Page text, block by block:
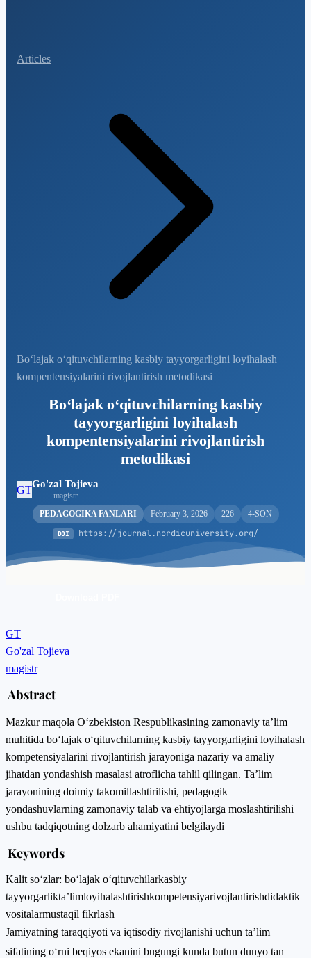
Articles
Bo‘lajak o‘qituvchilarning kasbiy tayyorgarligini loyihalash
kompentensiyalarini rivojlantirish metodikasi
Bo‘lajak o‘qituvchilarning kasbiy
tayyorgarligini loyihalash
kompentensiyalarini rivojlantirish
metodikasi
GTGo'zal Tojieva
magistr
PEDAGOGIKA FANLARI
February 3, 2026 226 4-SON
DOI https://journal.nordicuniversity.org/
GT
Go'zal Tojieva
magistr
Abstract
Mazkur maqola O‘zbekiston Respublikasining zamonaviy ta’lim
muhitida bo‘lajak o‘qituvchilarning kasbiy tayyorgarligini loyihalash
kompetensiyalarini rivojlantirish jarayoniga nazariy va amaliy
jihatdan yondashish masalasi atroflicha tahlil qilingan. Ta’lim
jarayonining doimiy takomillashtirilishi, pedagogik
yondashuvlarning zamonaviy talab va ehtiyojlarga moslashtirilishi
ushbu tadqiqotning dolzarb ahamiyatini belgilaydi
Keywords
Kalit so‘zlar: bo‘lajak o‘qituvchilarkasbiy
tayyorgarlikta’limloyihalashtirishkompetensiyarivojlantirishdidaktik
vositalarmustaqil fikrlash
Jamiyatning taraqqiyoti va iqtisodiy rivojlanishi uchun ta’lim
sifatining o‘rni beqiyos ekanini bugungi kunda butun dunyo tan